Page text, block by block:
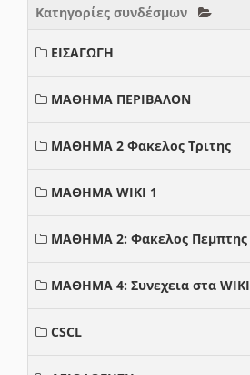
Κατηγορίες συνδέσμων
ΕΙΣΑΓΩΓΗ
ΜΑΘΗΜΑ ΠΕΡΙΒΑΛΟΝ
ΜΑΘΗΜΑ 2 Φακελος Τριτης
ΜΑΘΗΜΑ WIKI 1
ΜΑΘΗΜΑ 2: Φακελος Πεμπτης
ΜΑΘΗΜΑ 4: Συνεχεια στα WIKI
CSCL